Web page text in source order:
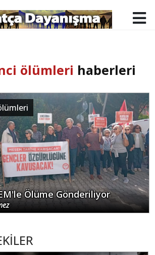
ölümleri haberleri
Ölüme Gönderiliyor